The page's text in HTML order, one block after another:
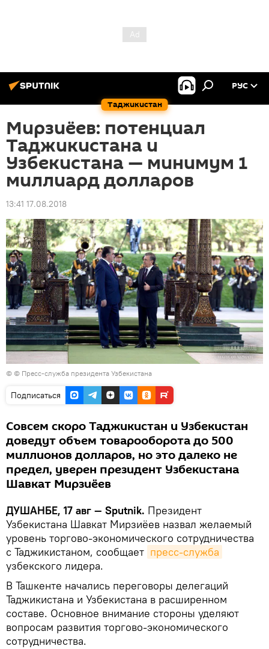
Таджикистан
РУС
Мирзиёев: потенциал
Таджикистана и
Узбекистана — минимум 1
миллиард долларов
13:41 17.08.2018
© © Пресс-служба президента Узбекистана
Подписаться
Совсем скоро Таджикистан и Узбекистан
доведут объем товарооборота до 500
миллионов долларов, но это далеко не
предел, уверен президент Узбекистана
Шавкат Мирзиёев
ДУШАНБЕ, 17 авг — Sputnik. Президент
Узбекистана Шавкат Мирзиёев назвал желаемый
уровень торгово-экономического сотрудничества
с Таджикистаном, сообщает пресс-служба
узбекского лидера.
В Ташкенте начались переговоры делегаций
Таджикистана и Узбекистана в расширенном
составе. Основное внимание стороны уделяют
вопросам развития торгово-экономического
сотрудничества.